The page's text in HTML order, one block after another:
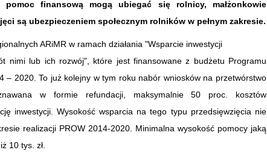
finansową mogą ubiegać się rolnicy, małżonkowie
są ubezpieczeniem społecznym rolników w pełnym zakresie.
ARiMR w ramach działania "Wsparcie inwestycji
nimi lub ich rozwój", które jest finansowane z budżetu Programu
– 2020. To już kolejny w tym roku nabór wniosków na przetwórstwo
w formie refundacji, maksymalnie 50 proc. kosztów
inwestycji. Wysokość wsparcia na tego typu przedsięwzięcia nie
realizacji PROW 2014-2020. Minimalna wysokość pomocy jaką
10 tys. zł.